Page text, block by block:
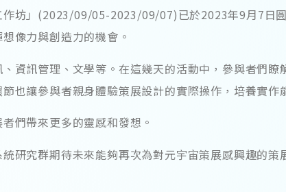
坊」(2023/09/05-2023/09/07)已於2023年9月7日
像力與創造力的機會。
訊管理、文學等。在這幾天的活動中，參與者們瞭
也讓參與者親身體驗策展設計的實際操作，培養實作
們帶來更多的靈感和發想。
究群期待未來能夠再次為對元宇宙策展感興趣的策